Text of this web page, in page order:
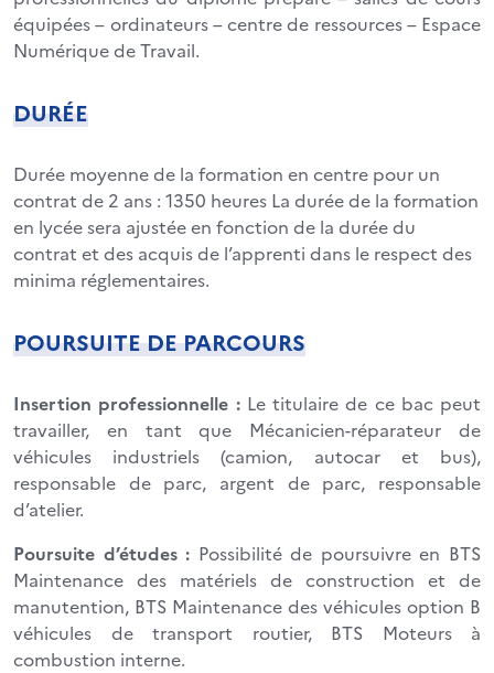
équipées – ordinateurs – centre de ressources – Espace
Numérique de Travail.
DURÉE
Durée moyenne de la formation en centre pour un
contrat de 2 ans : 1350 heures La durée de la formation
en lycée sera ajustée en fonction de la durée du
contrat et des acquis de l’apprenti dans le respect des
minima réglementaires.
POURSUITE DE PARCOURS
Insertion professionnelle :Le titulaire de ce bac peut
travailler, en tant que Mécanicien-réparateur de
véhicules industriels (camion, autocar et bus),
responsable de parc, argent de parc, responsable
d’atelier.
Poursuite d’études : Possibilité de poursuivre en BTS
Maintenance des matériels de construction et de
manutention, BTS Maintenance des véhicules option B
véhicules de transport routier, BTS Moteurs à
combustion interne.